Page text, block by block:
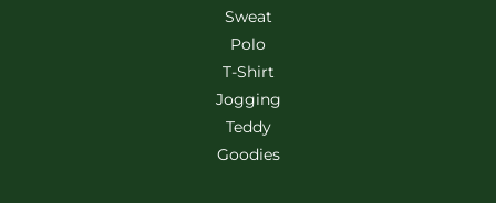
Sweat
Polo
T-Shirt
Jogging
Teddy
Goodies